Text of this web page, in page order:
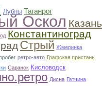
Лубны Таганрог
Оскол Казань
Константиноград
Стрый Жмеринка
ретро-авто Графская пристань
Саранск Кисловодск
Дисна Гатчина